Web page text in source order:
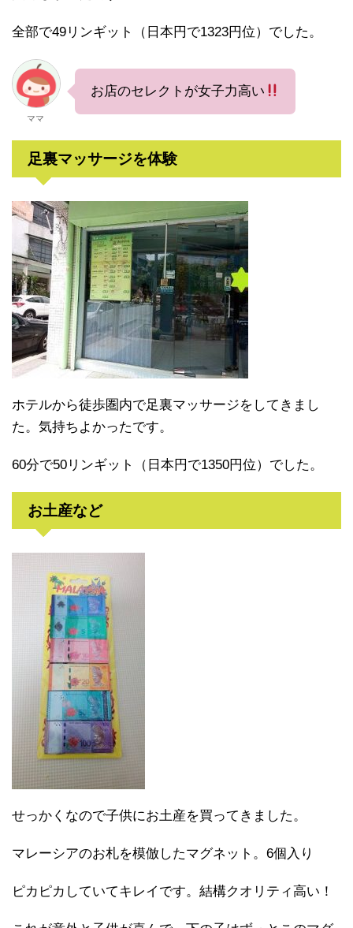
全部で49リンギット（日本円で1323円位）でした。
ママ
お店のセレクトが女子力高い
足裏マッサージを体験
ホテルから徒歩圏内で足裏マッサージをしてきまし
た。気持ちよかったです。
60分で50リンギット（日本円で1350円位）でした。
お土産など
せっかくなので子供にお土産を買ってきました。
マレーシアのお札を模倣したマグネット。6個入り
ピカピカしていてキレイです。結構クオリティ高い！